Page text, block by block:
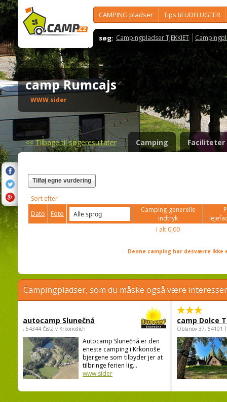
CAMPING pladser Tips til UDFLUGTER
søg: Campingpladser TJEKKIET
camp Rumcajs
WWW sider
<<Tilbage til søgeresultater Camping Faciliteter
Tilføj egne vurdering
Sort efter
Dato
Foto
Camping-generelle
indtryk
I alt 0,00
Denne camping har desværre
Campingpladser, som du måske også være
autocamp Slunečná
, 54344 Čistá v Krkonoších
Autocamp Slunečná er den
eneste camping i Krkonoše
bjergene som tilbyder jer at
tilbringe ferien lig...
www sider
camp Dolce
Oblanov 37, 54101